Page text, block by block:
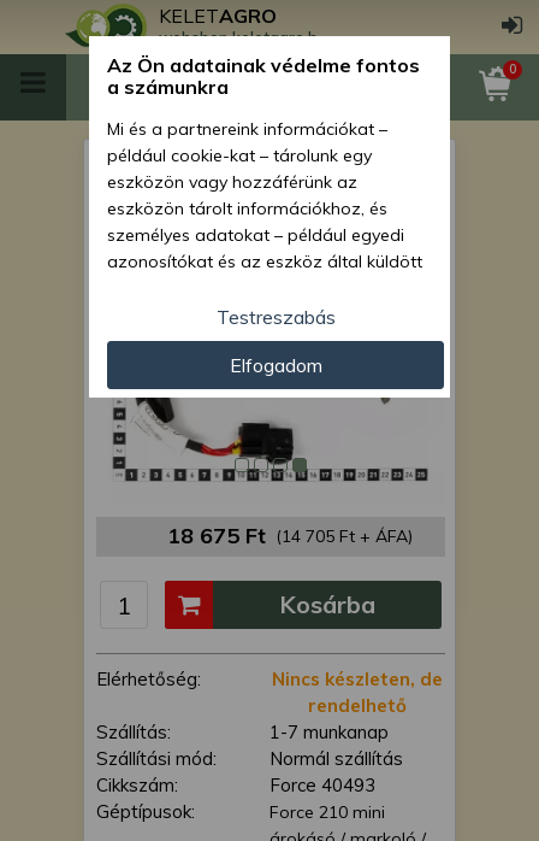
KELETAGRO
webshop.keletagro.hu
0
Force 210 gyújtáskapcsoló
kulccsal
18 675 Ft (14 705 Ft + ÁFA)
Elérhetőség:
Nincs készleten, de
rendelhető
Szállítás:
1-7 munkanap
Szállítási mód:
Normál szállítás
Cikkszám:
Force 40493
Géptípusok:
Force 210 mini
Kosárba
Az Ön adatainak védelme fontos
a számunkra
Mi és a partnereink információkat –
például cookie-kat – tárolunk egy
eszközön vagy hozzáférünk az
eszközön tárolt információkhoz, és
személyes adatokat – például egyedi
azonosítókat és az eszköz által küldött
személyre szabott hirdetések és
tartalom nyújtásához, hirdetés- és
tartalomméréshez, nézettségi adatok
gyűjtéséhez, valamint termékek
kifejlesztéséhez és a termékek
javításához. Az Ön engedélyével mi és a
partnereink eszközleolvasásos
adatokat és azonosítási információkat
kattintva hozzájárulhat ahhoz, hogy mi
és a partnereink a fent leírtak szerint
adatkezelést végezzünk. Másik
lehetőségként a hozzájárulás
megadása vagy elutasítása előtt
részletesebb információkhoz juthat, és
megváltoztathatja beállításait. Felhívjuk
figyelmét, hogy személyes adatainak
bizonyos kezeléséhez nem feltétlenül
szükséges az Ön hozzájárulása, de
Testreszabás
Elfogadom